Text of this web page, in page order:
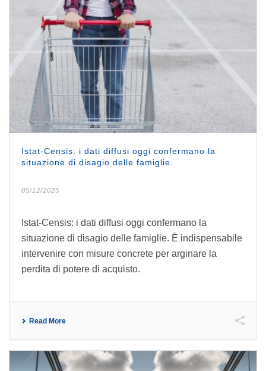
Istat-Censis: i dati diffusi oggi confermano la
situazione di disagio delle famiglie.
05/12/2025
Istat-Censis: i dati diffusi oggi confermano la
situazione di disagio delle famiglie. È indispensabile
intervenire con misure concrete per arginare la
perdita di potere di acquisto.
Read More